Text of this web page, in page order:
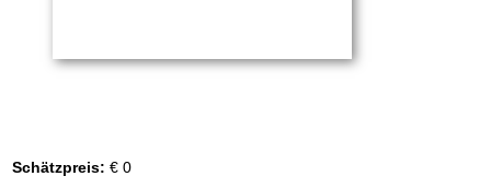
Schätzpreis: € 0